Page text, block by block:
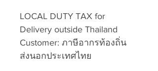
LOCAL DUTY TAX for
Delivery outside Thailand
Customer: ภาษีอากรท้องถิ่น
ส่งนอกประเทศไทย